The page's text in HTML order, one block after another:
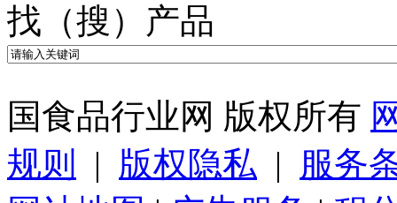
找（搜）产品
国食品行业网 版权所有
规则
| 版权隐私 | 服务